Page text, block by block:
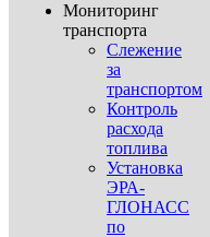
Мониторинг
транспорта
Слежение
за
транспортом
Контроль
расхода
топлива
Установка
ЭРА-
ГЛОНАСС
по